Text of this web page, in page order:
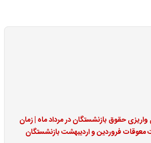
واریزی حقوق بازنشستگان در مرداد ماه | زمان
معوقات فروردین و اردیبهشت بازنشستگان